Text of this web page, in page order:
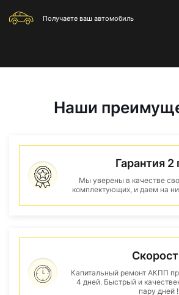
Получаете ваш автомобиль
Наши
Гарантия 2
Мы уверены в качестве
комплектующих, и даем на
Капитальный ремонт АКПП
4 дней. Быстрый и
пару дней !